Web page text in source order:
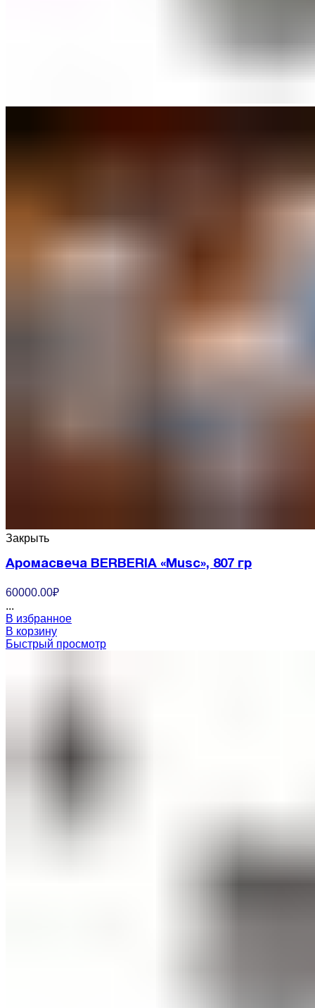
Закрыть
Аромасвеча BERBERIA «Musc», 807 гр
60000.00₽
...
В избранное
В корзину
Быстрый просмотр